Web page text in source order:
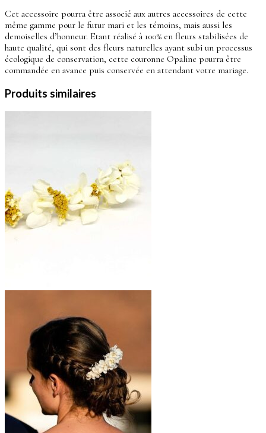
Cet accessoire pourra être associé aux autres accessoires de cette
même gamme pour le futur mari et les témoins, mais aussi les
demoiselles d’honneur. Etant réalisé à 100% en fleurs stabilisées de
haute qualité, qui sont des fleurs naturelles ayant subi un processus
écologique de conservation, cette couronne Opaline pourra être
commandée en avance puis conservée en attendant votre mariage.
Produits similaires